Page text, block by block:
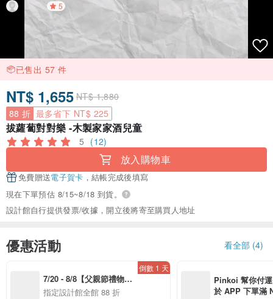
5
已售出 57 件
NT$ 1,655 NT$ 1,880
88 折 最多省下 NT$ 225
拔蘿蔔對對樂 -木製家家酒兒童
5 (12)
放入購物車
免費贈送電子賀卡 ，結帳完成後填寫
現在下單預估 8/15~8/18 到貨。
設計館自行提供發票/收據，開立後將寄至購買人地址
優惠活動 看全部 (4)
7/20 - 8/8【父親節禮物提
案】精選品牌全館 88 折
指定設計館全館 88 折
倒數 1 天
Pinkoi 幫你付
於 APP 下單滿